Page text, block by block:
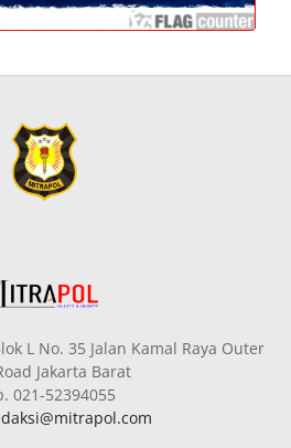
L No. 35 Jalan Kamal Raya Outer
Jakarta Barat
021-52394055